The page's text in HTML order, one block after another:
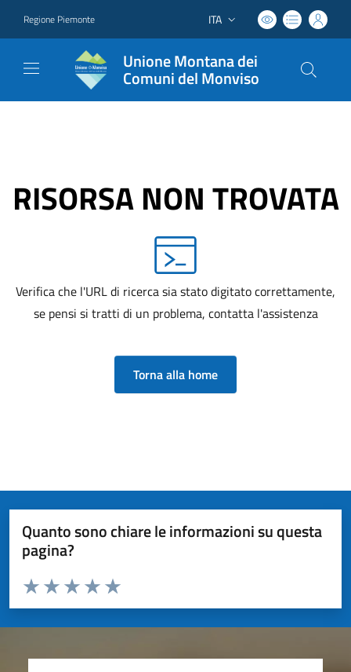
Regione Piemonte Lingua attiva:
ITA
Unione Montana dei
Comuni del Monviso
RISORSA NON TROVATA
Verifica che l'URL di ricerca sia stato digitato correttamente,
se pensi si tratti di un problema, contatta l'assistenza
Torna alla home
Quanto sono chiare le informazioni su questa
pagina?
Valuta da 1 a 5 stelle la pagina
Valuta 5 stelle su 5
Valuta 4 stelle su 5
Valuta 3 stelle su 5
Valuta 2 stelle su 5
Valuta 1 stelle su 5